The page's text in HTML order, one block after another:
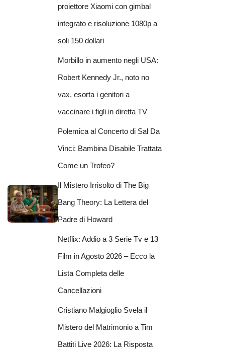
proiettore Xiaomi con gimbal
integrato e risoluzione 1080p a
soli 150 dollari
Morbillo in aumento negli USA:
Robert Kennedy Jr., noto no
vax, esorta i genitori a
vaccinare i figli in diretta TV
Polemica al Concerto di Sal Da
Vinci: Bambina Disabile Trattata
Come un Trofeo?
Il Mistero Irrisolto di The Big
Bang Theory: La Lettera del
Padre di Howard
Netflix: Addio a 3 Serie Tv e 13
Film in Agosto 2026 – Ecco la
Lista Completa delle
Cancellazioni
Cristiano Malgioglio Svela il
Mistero del Matrimonio a Tim
Battiti Live 2026: La Risposta